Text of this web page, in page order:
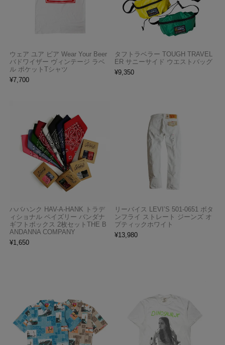
ウェア ユア ビア Wear Your Beer
バドワイザー ヴィンテージ ラベ
ル ポケットTシャツ
¥7,700
タフトラベラー TOUGH TRAVEL
ER サニーサイド ウエストバッグ
¥9,350
ハバハンク HAV-A-HANK トラデ
ィショナル ペイズリー バンダナ
ギフトボックス 2枚セットTHE B
ANDANNA COMPANY
¥1,650
リーバイス LEVI’S 501-0651 ボタ
ンフライ ストレート ジーンズ オ
プティックホワイト
¥13,980